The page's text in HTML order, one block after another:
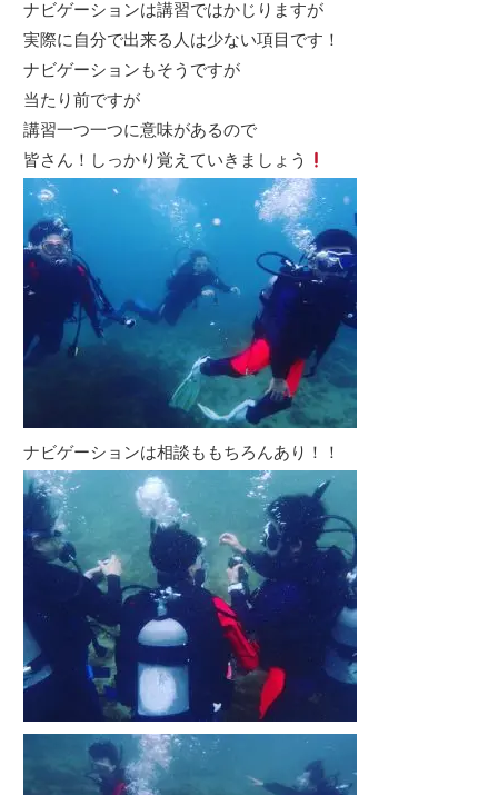
ナビゲーションは講習ではかじりますが
実際に自分で出来る人は少ない項目です！
ナビゲーションもそうですが
当たり前ですが
講習一つ一つに意味があるので
皆さん！しっかり覚えていきましょう
ナビゲーションは相談ももちろんあり！！